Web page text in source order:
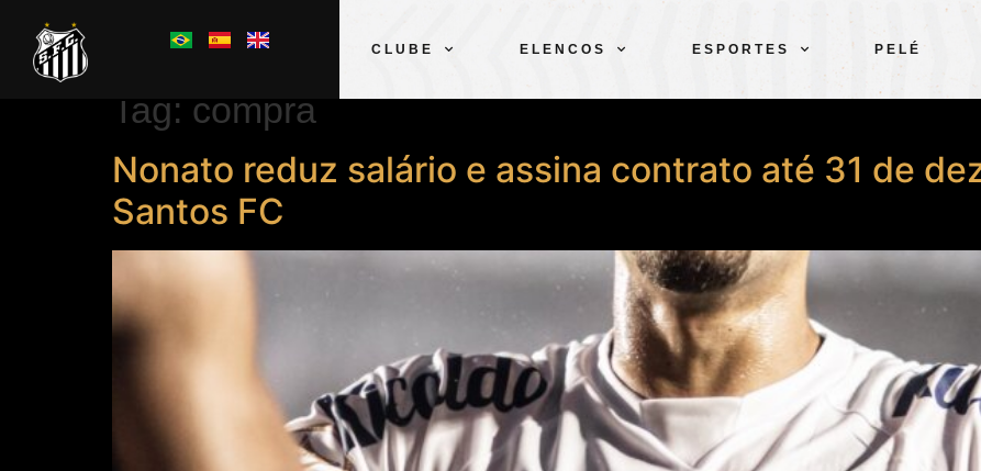
CLUBE ELENCOS ESPORTES PELÉ
Tag: compra
Nonato reduz salário e assina contrato até 31 de
Santos FC